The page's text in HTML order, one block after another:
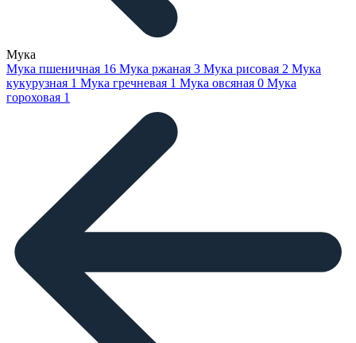
Мука
Мука пшеничная 16 Мука ржаная 3 Мука рисовая 2 Мука
кукурузная 1 Мука гречневая 1 Мука овсяная 0 Мука
гороховая 1